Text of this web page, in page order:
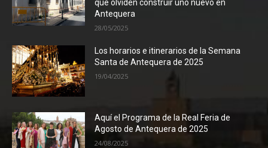
que olviden construir uno nuevo en
Antequera
28/05/2025
Los horarios e itinerarios de la Semana
Santa de Antequera de 2025
19/04/2025
Aquí el Programa de la Real Feria de
Agosto de Antequera de 2025
24/08/2025